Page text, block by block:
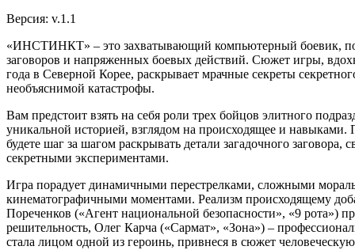
Версия: v.1.1
«ИНСТИНКТ» – это захватывающий компьютерный боевик,
заговоров и напряженных боевых действий. Сюжет игры,
года в Северной Корее, раскрывает мрачные секреты
необъяснимой катастрофы.
Вам предстоит взять на себя роли трех бойцов элитного
уникальной историей, взглядом на происходящее и
будете шаг за шагом раскрывать детали загадочного
секретными экспериментами.
Игра порадует динамичными перестрелками, сложными
кинематографичными моментами. Реализм происходящему
Пореченков («Агент национальной безопасности», «9 рота»)
решительность, Олег Карча («Сармат», «Зона») –
стала лицом одной из героинь, привнеся в сюжет